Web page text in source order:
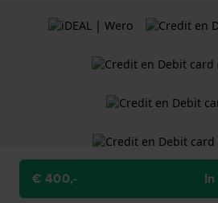
€ 400,-